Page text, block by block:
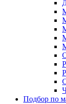
Подбор по